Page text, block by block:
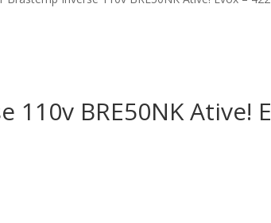
BRE50NK Ative!